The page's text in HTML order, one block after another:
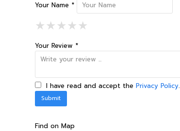
Your Name *
★1 Star
★★2 Stars
★★★3 Stars
★★★★4 Stars
★★★★★5 Stars
Your Review *
I have read and accept the Privacy Policy.
Find on Map